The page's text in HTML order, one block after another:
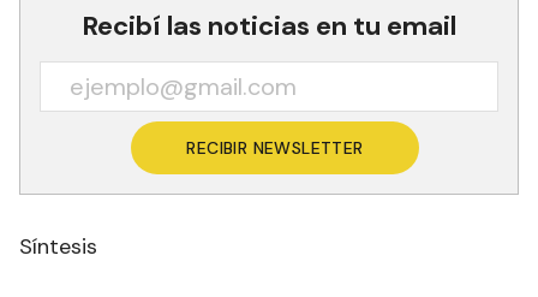
Recibí las noticias en tu email
RECIBIR NEWSLETTER
Síntesis